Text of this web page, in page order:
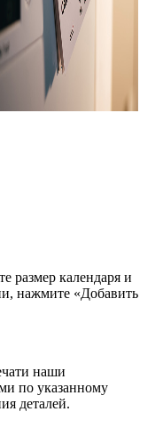
размер календаря и
нажмите «Добавить
наши
по указанному
деталей.